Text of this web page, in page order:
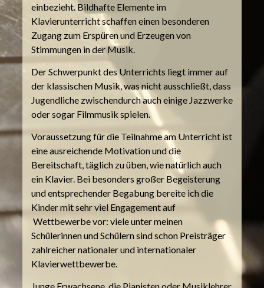
einbezieht. Bildhafte Elemente im
Klavierunterricht schaffen einen besonderen
Zugang zum Erspüren und Erzeugen von
Stimmungen in der Musik.
Der Schwerpunkt des Unterrichts liegt immer auf
der klassischen Musik, was nicht ausschließt, dass
Jugendliche zwischendurch auch einige Jazzwerke
oder sogar Filmmusik spielen.
Voraussetzung für die Teilnahme am Unterricht ist
eine ausreichende Motivation und die
Bereitschaft, täglich zu üben, wie natürlich auch
ein Klavier. Bei besonders großer Begeisterung
und entsprechender Begabung bereite ich die
Kinder mit sehr viel Engagement auf
Wettbewerbe vor: viele unter meinen
Schülerinnen und Schülern sind schon Preisträger
zahlreicher nationaler und internationaler
Klavierwettbewerbe.